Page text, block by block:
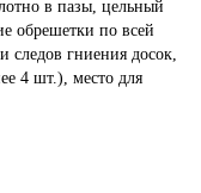
в пазы, цельный
обрешетки по всей
следов гниения досок,
4 шт.), место для